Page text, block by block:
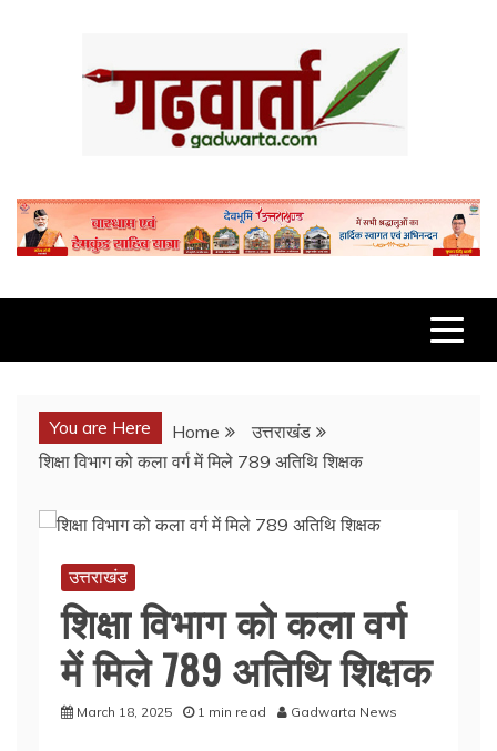
You are Here Home
उत्तराखंड
शिक्षा विभाग को कला वर्ग में मिले 789 अतिथि शिक्षक
उत्तराखंड
शिक्षा विभाग को कला वर्ग
में मिले 789 अतिथि शिक्षक
March 18, 2025 1 min read Gadwarta News